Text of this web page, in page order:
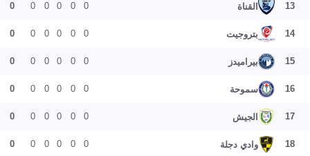
13 القناة 0
0
0
0
0
0
14 بتروجيت 0
0
0
0
0
0
15 بيراميدز 0
0
0
0
0
0
16 سموحة 0
0
0
0
0
0
17 الجيش 0
0
0
0
0
0
18 وادي دجلة 0
0
0
0
0
0